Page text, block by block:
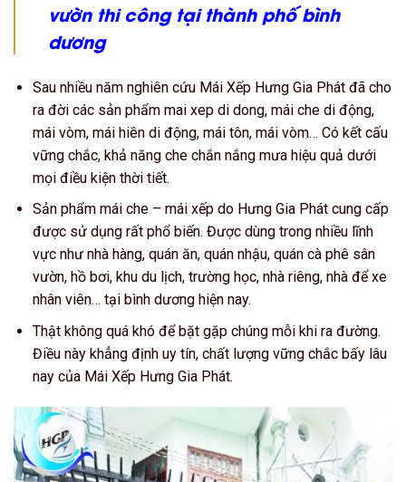
vườn thi công tại thành phố bình
dương
Sau nhiều năm nghiên cứu Mái Xếp Hưng Gia Phát đã cho
ra đời các sản phẩm mai xep di dong, mái che di động,
mái vòm, mái hiên di động, mái tôn, mái vòm… Có kết cấu
vững chắc, khả năng che chắn nắng mưa hiệu quả dưới
mọi điều kiện thời tiết.
Sản phẩm mái che – mái xếp do Hưng Gia Phát cung cấp
được sử dụng rất phổ biến. Được dùng trong nhiều lĩnh
vực như nhà hàng, quán ăn, quán nhậu, quán cà phê sân
vườn, hồ bơi, khu du lịch, trường học, nhà riêng, nhà để xe
nhân viên… tại bình dương hiện nay.
Thật không quá khó để bặt gặp chúng mỗi khi ra đường.
Điều này khẳng định uy tín, chất lượng vững chắc bấy lâu
nay của Mái Xếp Hưng Gia Phát.